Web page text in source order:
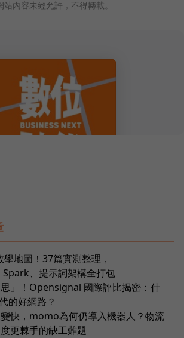
站內容未經允許，不得轉載。
地圖！37篇實測整理，
、提示詞架構全打包
」！Opensignal 國際評比揭密：什
的好網路？
快，momo為何仍導入機器人？物流
更棘手的缺工難題